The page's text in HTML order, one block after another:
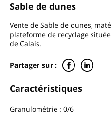
Sable de dunes
Vente de Sable de dunes,
plateforme de recyclage
de Calais.
Partager sur :
Caractéristiques
Granulométrie : 0/6